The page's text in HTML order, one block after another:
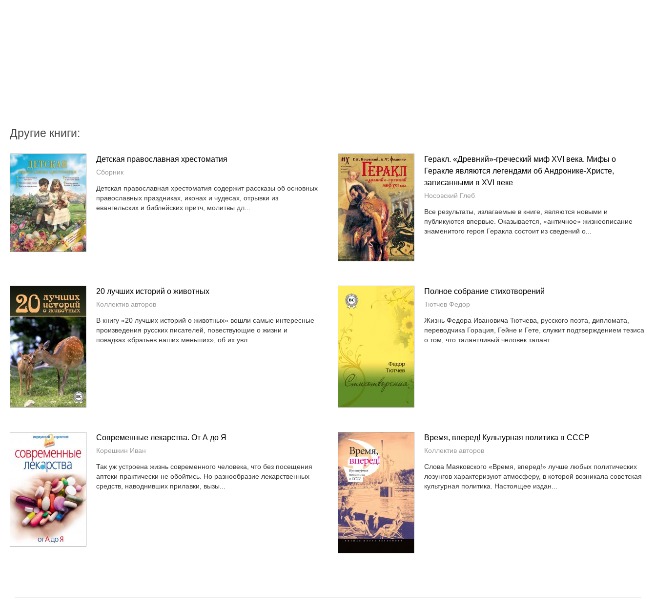
Другие книги:
Детская православная хрестоматия
Сборник
Детская православная хрестоматия содержит рассказы об основных
православных праздниках, иконах и чудесах, отрывки из
евангельских и библейских притч, молитвы дл...
Геракл. «Древний»-греческий миф XVI века. Мифы о
Геракле являются легендами об Андронике-Христе,
записанными в XVI веке
Носовский Глеб
Все результаты, излагаемые в книге, являются новыми и
публикуются впервые. Оказывается, «античное» жизнеописание
знаменитого героя Геракла состоит из сведений о...
20 лучших историй о животных
Коллектив авторов
В книгу «20 лучших историй о животных» вошли самые интересные
произведения русских писателей, повествующие о жизни и
повадках «братьев наших меньших», об их увл...
Полное собрание стихотворений
Тютчев Федор
Жизнь Федора Ивановича Тютчева, русского поэта, дипломата,
переводчика Горация, Гейне и Гете, служит подтверждением тезиса
о том, что талантливый человек талант...
Современные лекарства. От А до Я
Корешкин Иван
Так уж устроена жизнь современного человека, что без посещения
аптеки практически не обойтись. Но разнообразие лекарственных
средств, наводнивших прилавки, вызы...
Время, вперед! Культурная политика в СССР
Коллектив авторов
Слова Маяковского «Время, вперед!» лучше любых политических
лозунгов характеризуют атмосферу, в которой возникала советская
культурная политика. Настоящее издан...